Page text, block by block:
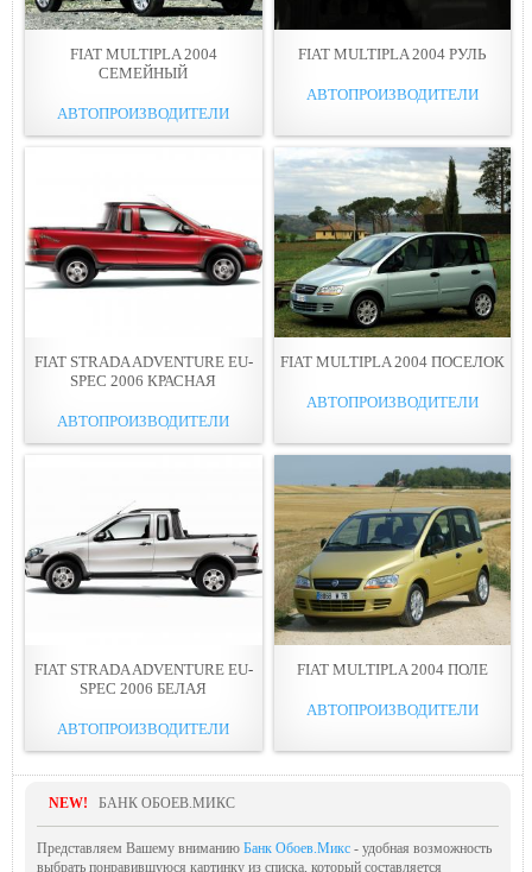
FIAT MULTIPLA 2004
СЕМЕЙНЫЙ
АВТОПРОИЗВОДИТЕЛИ
FIAT MULTIPLA 2004 РУЛЬ
АВТОПРОИЗВОДИТЕЛИ
FIAT STRADA ADVENTURE EU-
SPEC 2006 КРАСНАЯ
АВТОПРОИЗВОДИТЕЛИ
FIAT MULTIPLA 2004 ПОСЕЛОК
АВТОПРОИЗВОДИТЕЛИ
FIAT STRADA ADVENTURE EU-
SPEC 2006 БЕЛАЯ
АВТОПРОИЗВОДИТЕЛИ
FIAT MULTIPLA 2004 ПОЛЕ
АВТОПРОИЗВОДИТЕЛИ
NEW! БАНК ОБОЕВ.МИКС
Представляем Вашему вниманию Банк Обоев.Микс - удобная возможность
выбрать понравившуюся картинку из списка, который составляется